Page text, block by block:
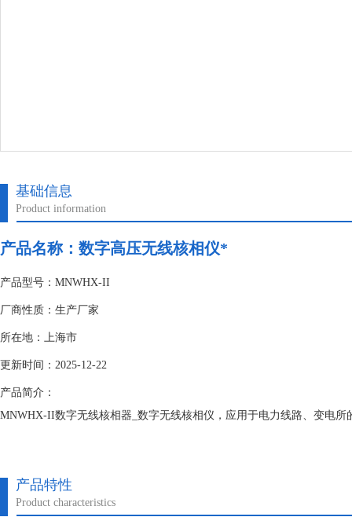
基础信息
Product information
产品名称： 数字高压无线核相仪*
产品型号：MNWHX-II
厂商性质：生产厂家
所在地：上海市
更新时间：2025-12-22
产品简介：
MNWHX-II数字无线核相器_数字无线核相仪，应用于电力线路、变电
产品特性
Product characteristics